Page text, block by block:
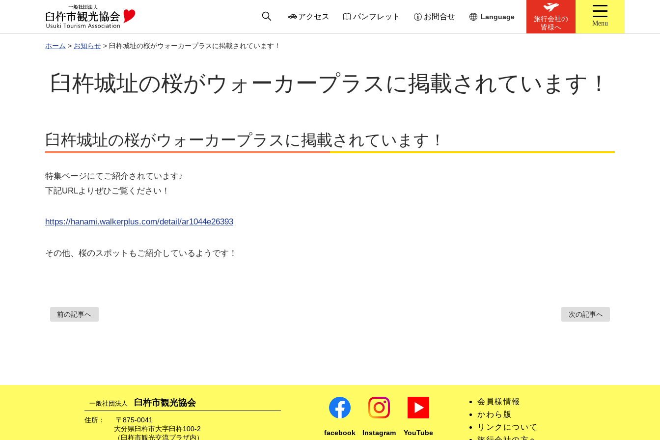
アクセス パンフレット お問合せ Language
旅行会社の
皆様へ
Menu
ホーム > お知らせ > 臼杵城址の桜がウォーカープラスに掲載されています！
臼杵城址の桜がウォーカープラスに掲載されています！
臼杵城址の桜がウォーカープラスに掲載されています！
特集ページにてご紹介されています♪
下記URLよりぜひご覧ください！
https://hanami.walkerplus.com/detail/ar1044e26393
その他、桜のスポットもご紹介しているようです！
前の記事へ 次の記事へ
一般社団法人 臼杵市観光協会
住所：
〒875-0041
大分県臼杵市大字臼杵100-2
（臼杵市観光交流プラザ内）
facebook Instagram YouTube
会員様情報
かわら版
リンクについて